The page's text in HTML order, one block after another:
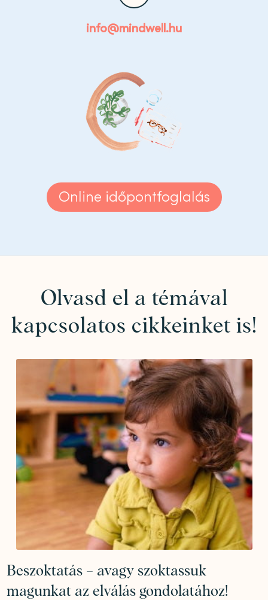
info@mindwell.hu
Online időpontfoglalás
Olvasd el a témával
kapcsolatos cikkeinket is!
Beszoktatás – avagy szoktassuk
magunkat az elválás gondolatához!